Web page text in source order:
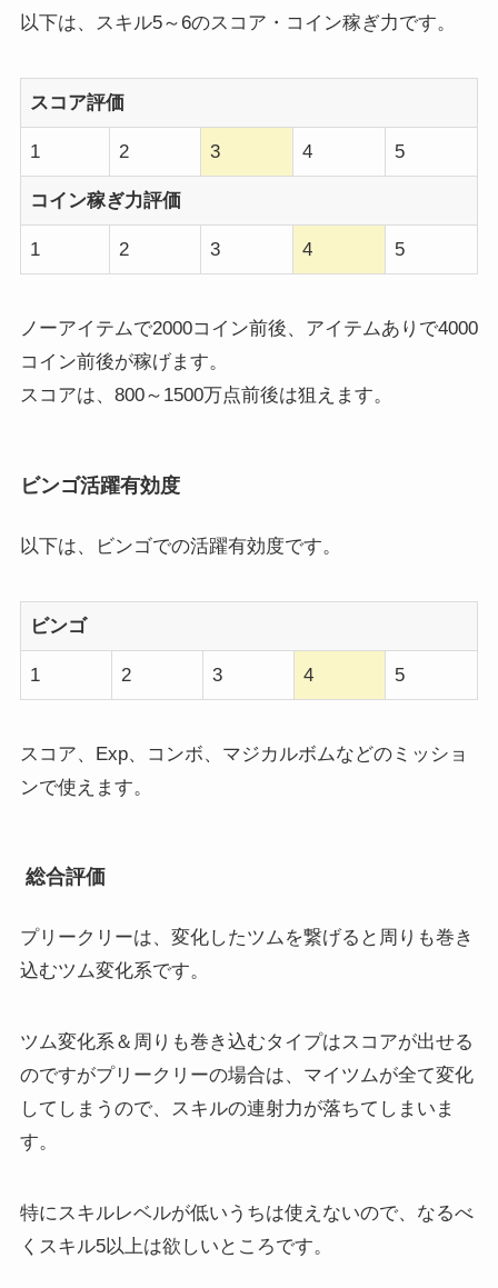
以下は、スキル5～6のスコア・コイン稼ぎ力です。
スコア評価
1 2 3 4 5
コイン稼ぎ力評価
1 2 3 4 5
ノーアイテムで2000コイン前後、アイテムありで4000
コイン前後が稼げます。
スコアは、800～1500万点前後は狙えます。
ビンゴ活躍有効度
以下は、ビンゴでの活躍有効度です。
ビンゴ
1 2 3 4 5
スコア、Exp、コンボ、マジカルボムなどのミッショ
ンで使えます。
総合評価
プリークリーは、変化したツムを繋げると周りも巻き
込むツム変化系です。
ツム変化系＆周りも巻き込むタイプはスコアが出せる
のですがプリークリーの場合は、マイツムが全て変化
してしまうので、スキルの連射力が落ちてしまいま
す。
特にスキルレベルが低いうちは使えないので、なるべ
くスキル5以上は欲しいところです。